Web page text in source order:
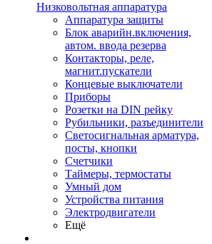
Низковольтная аппаратура
Аппаратура защиты
Блок аварийн.включения,
автом. ввода резерва
Контакторы, реле,
магнит.пускатели
Концевые выключатели
Приборы
Розетки на DIN рейку
Рубильники, разъединители
Светосигнальная арматура,
посты, кнопки
Счетчики
Таймеры, термостаты
Умный дом
Устройства питания
Электродвигатели
Ещё